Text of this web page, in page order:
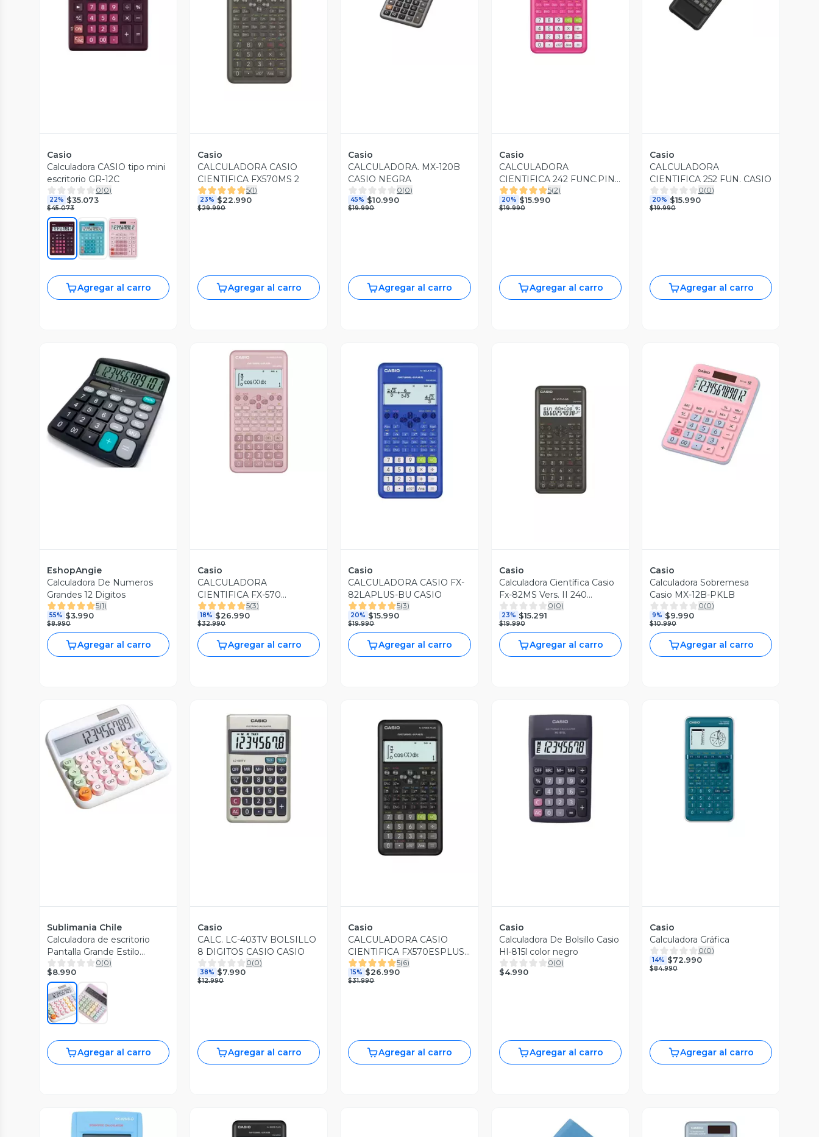
Vista Previa
Casio
Calculadora CASIO tipo mini
escritorio GR-12C
0(0)
22% $35.073
$45.073
Agregar al carro
Vista Previa
Casio
CALCULADORA CASIO
CIENTIFICA FX570MS 2
5(1)
23% $22.990
$29.990
Agregar al carro
Vista Previa
Casio
CALCULADORA. MX-120B
CASIO NEGRA
0(0)
45% $10.990
$19.990
Agregar al carro
Vista Previa
Casio
CALCULADORA
CIENTIFICA 242 FUNC.PINK
CASIO
5(2)
20% $15.990
$19.990
Agregar al carro
Casio
CALCULADORA
CIENTIFICA 252 FUN. CASIO
0(0)
20% $15.990
$19.990
Agregar al carro
Vista Previa
EshopAngie
Calculadora De Numeros
Grandes 12 Digitos
5(1)
55% $3.990
$8.990
Agregar al carro
Vista Previa
Casio
CALCULADORA
CIENTIFICA FX-570
ESPLUS2-PK
5(3)
18% $26.990
$32.990
Agregar al carro
Vista Previa
Casio
CALCULADORA CASIO FX-
82LAPLUS-BU CASIO
5(3)
20% $15.990
$19.990
Agregar al carro
Vista Previa
Casio
Calculadora Científica Casio
Fx-82MS Vers. II 240
Funciones
0(0)
23% $15.291
$19.990
Agregar al carro
Vista Previa
Casio
Calculadora Sobremesa
Casio MX-12B-PKLB
0(0)
9% $9.990
$10.990
Agregar al carro
Vista Previa
Sublimania Chile
Calculadora de escritorio
Pantalla Grande Estilo
Koreano Kwaii 12 Dígitos Lila
0(0)
$8.990
Agregar al carro
Vista Previa
Casio
CALC. LC-403TV BOLSILLO
8 DIGITOS CASIO CASIO
0(0)
38% $7.990
$12.990
Agregar al carro
Vista Previa
Casio
CALCULADORA CASIO
CIENTIFICA FX570ESPLUS-
2
5(6)
15% $26.990
$31.990
Agregar al carro
Vista Previa
Casio
Calculadora De Bolsillo Casio
Hl-815l color negro
0(0)
$4.990
Agregar al carro
Vista Previa
Casio
Calculadora Gráfica
0(0)
14% $72.990
$84.990
Agregar al carro